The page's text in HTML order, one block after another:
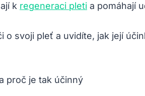
k regeneraci pleti a pomáhají
svoji pleť a uvidíte, jak její